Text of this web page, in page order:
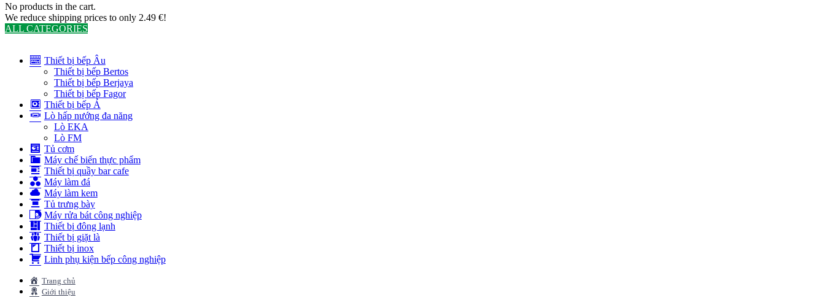
No products in the cart.
We reduce shipping prices to only 2.49 €!
ALL CATEGORIES
Thiết bị bếp Âu
Thiết bị bếp Bertos
Thiết bị bếp Berjaya
Thiết bị bếp Fagor
Thiết bị bếp Á
Lò hấp nướng đa năng
Lò EKA
Lò FM
Tủ cơm
Máy chế biến thực phẩm
Thiết bị quầy bar cafe
Máy làm đá
Máy làm kem
Tủ trưng bày
Máy rửa bát công nghiệp
Thiết bị đông lạnh
Thiết bị giặt là
Thiết bị inox
Linh phụ kiện bếp công nghiệp
Trang chủ
Giới thiệu